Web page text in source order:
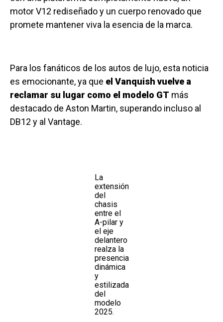
motor V12 rediseñado y un cuerpo renovado que
promete mantener viva la esencia de la marca.
Para los fanáticos de los autos de lujo, esta noticia
es emocionante, ya que el Vanquish vuelve a
reclamar su lugar como el modelo GT más
destacado de Aston Martin, superando incluso al
DB12 y al Vantage.
La
extensión
del
chasis
entre el
A-pilar y
el eje
delantero
realza la
presencia
dinámica
y
estilizada
del
modelo
2025.